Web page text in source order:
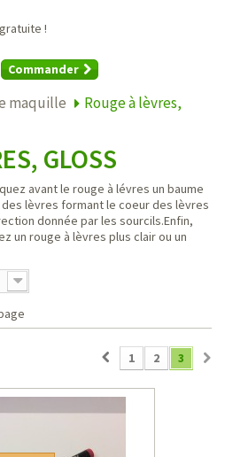
!
Commander
maquille
Rouge à lèvres,
GLOSS
avant le rouge à lévres un baume
lèvres formant le coeur des lèvres
donnée par les sourcils.Enfin,
un rouge à lèvres plus clair ou un
1 2 3